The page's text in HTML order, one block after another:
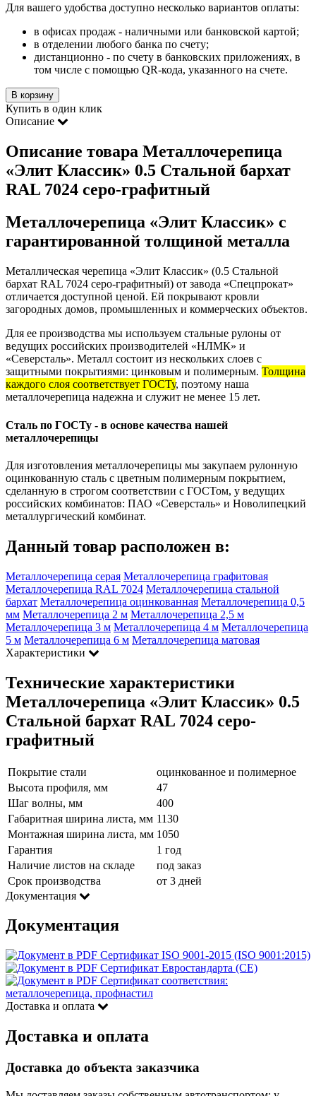
Для вашего удобства доступно несколько вариантов оплаты:
в офисах продаж - наличными или банковской картой;
в отделении любого банка по счету;
дистанционно - по счету в банковских приложениях, в
том числе с помощью QR-кода, указанного на счете.
В корзину
Купить в один клик
Описание
Описание товара Металлочерепица
«Элит Классик» 0.5 Стальной бархат
RAL 7024 серо-графитный
Металлочерепица «Элит Классик» с
гарантированной толщиной металла
Металлическая черепица «Элит Классик» (0.5 Стальной
бархат RAL 7024 серо-графитный) от завода «Спецпрокат»
отличается доступной ценой. Ей покрывают кровли
загородных домов, промышленных и коммерческих объектов.
Для ее производства мы используем стальные рулоны от
ведущих российских производителей «НЛМК» и
«Северсталь». Металл состоит из нескольких слоев с
защитными покрытиями: цинковым и полимерным. Толщина
каждого слоя соответствует ГОСТу, поэтому наша
металлочерепица надежна и служит не менее 15 лет.
Сталь по ГОСТу - в основе качества нашей
металлочерепицы
Для изготовления металлочерепицы мы закупаем рулонную
оцинкованную сталь с цветным полимерным покрытием,
сделанную в строгом соответствии с ГОСТом, у ведущих
российских комбинатов: ПАО «Северсталь» и Новолипецкий
металлургический комбинат.
Данный товар расположен в:
Металлочерепица серая Металлочерепица графитовая
Металлочерепица RAL 7024 Металлочерепица стальной
бархат Металлочерепица оцинкованная Металлочерепица 0,5
мм Металлочерепица 2 м Металлочерепица 2,5 м
Металлочерепица 3 м Металлочерепица 4 м Металлочерепица
5 м Металлочерепица 6 м Металлочерепица матовая
Характеристики
Технические характеристики
Металлочерепица «Элит Классик» 0.5
Стальной бархат RAL 7024 серо-
графитный
Покрытие стали
оцинкованное и полимерное
Высота профиля, мм
47
Шаг волны, мм
400
Габаритная ширина листа, мм 1130
Монтажная ширина листа, мм 1050
Гарантия
1 год
Наличие листов на складе
под заказ
Срок производства
от 3 дней
Документация
Документация
Сертификат ISO 9001-2015 (ISO 9001:2015)
Сертификат Евростандарта (CE)
Сертификат соответствия:
металлочерепица, профнастил
Доставка и оплата
Доставка и оплата
Доставка до объекта заказчика